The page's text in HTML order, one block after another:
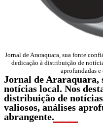
Jornal de Araraquara, sua fonte
dedicação à distribuição de
aprofundadas
Jornal de Araraquara,
notícias local. Nos
distribuição de
valiosos, análises
abrangente.